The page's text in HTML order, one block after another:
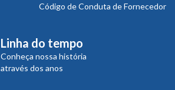
Código de Conduta de Fornecedor
Linha do tempo
Conheça nossa história
através dos anos